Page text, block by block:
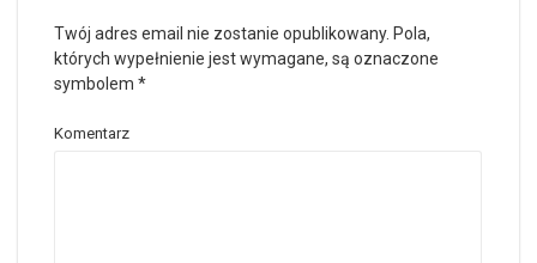
Twój adres email nie zostanie opublikowany. Pola,
których wypełnienie jest wymagane, są oznaczone
symbolem *
Komentarz